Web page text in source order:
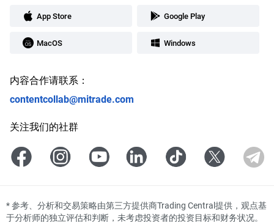
App Store Google Play
MacOS Windows
内容合作请联系：
contentcollab@mitrade.com
关注我们的社群
*参考、分析和交易策略由第三方提供商Trading Central提供，观点基
于分析师的独立评估和判断，未考虑投资者的投资目标和财务状况。